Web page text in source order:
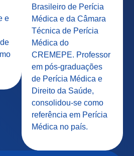
e
Brasileiro de Perícia
Médica e da Câmara
Técnica de Perícia
Médica do
CREMEPE. Professor
em pós-graduações
de Perícia Médica e
Direito da Saúde,
consolidou-se como
referência em Perícia
Médica no país.